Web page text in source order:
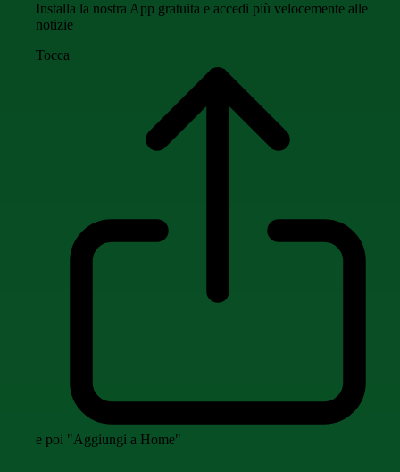
Installa la nostra App gratuita e accedi più velocemente alle
notizie
Tocca
e poi "Aggiungi a Home"